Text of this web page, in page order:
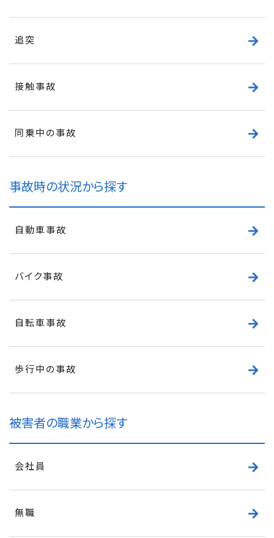
追突
接触事故
同乗中の事故
事故時の状況から探す
自動車事故
バイク事故
自転車事故
歩行中の事故
被害者の職業から探す
会社員
無職